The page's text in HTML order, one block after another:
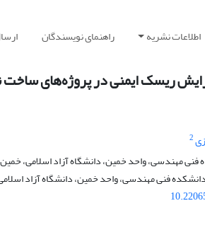
اطلاعات نشریه راهنمای نویسندگان
ریسک ایمنی در پروژه‌های ساخت
2
فنی مهندسی، واحد خمین، دانشگاه آزاد اسلامی،
فنی مهندسی، واحد خمین، دانشگاه آزاد